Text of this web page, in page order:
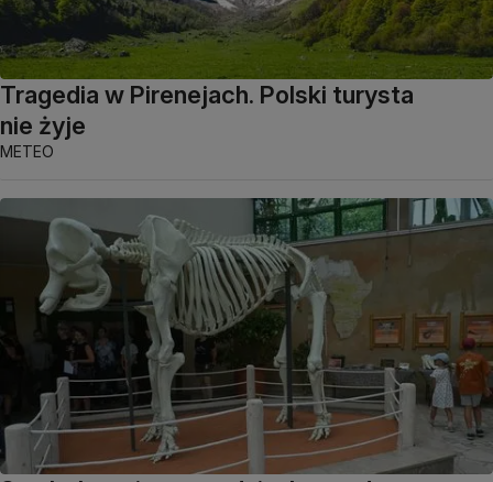
Tragedia w Pirenejach. Polski turysta
nie żyje
METEO